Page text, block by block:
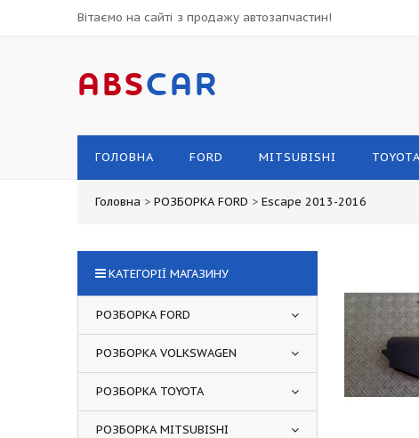
Вітаємо на сайті з продажу автозапчастин!
ABSCAR
ГОЛОВНА FORD MITSUBISHI TOYOTA
Головна > РОЗБОРКА FORD > Escape 2013-2016
КАТЕГОРІЇ МАГАЗИНУ
РОЗБОРКА FORD
РОЗБОРКА VOLKSWAGEN
РОЗБОРКА TOYOTA
РОЗБОРКА MITSUBISHI